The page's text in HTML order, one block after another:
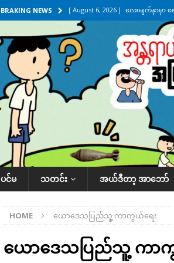
BRAKING NEWS [ August 6, 2026 ] လေးမျက်နှာမှာ
အလိုက် သတင်းကဏ္ဍ
[ August 6, 2026 ] ရေကြီးနေတဲ့ လ
[ August 5, 2026 ] ရန်ကုန်မြို့မှာ က
[ August 5, 2026 ] ဂျပန်ရဲ့ ဒုံးကျည်
[ August 6, 2026 ] တာကျိုးပြီး ခုနှ
ပင်မ သတင်း အယ်ဒီတာ့ အာဘော်
HOME ယောဒေသပြည်သူ့ ကာကွယ်ရေး
ယောဒေသပြည်သူ့ ကာ